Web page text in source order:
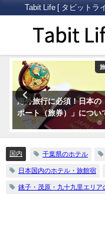
Tabit Life [ タビットラ
10代〜60代の100人に聞
「旅にいきたくなる映画
ト３
国内 千葉県のホテル
日本国内のホテル・旅館宿
銚子・茂原・九十九里エリア